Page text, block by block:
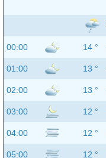
00:00 14 °
01:00 13 °
02:00 13 °
03:00 12 °
04:00 12 °
05:00 12 °